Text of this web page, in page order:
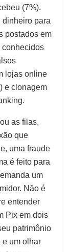
(7%).
dinheiro para
postados em
conhecidos
lojas online
e clonagem
as filas,
que
uma fraude
é feito para
um
Não é
entender
Pix em dois
patrimônio
e um olhar